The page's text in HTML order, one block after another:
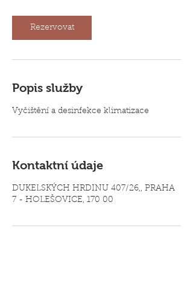
Rezervovat
Popis služby
Vyčištění a desinfekce klimatizace
Kontaktní údaje
DUKELSKÝCH HRDINU 407/26,, PRAHA
7 - HOLEŠOVICE, 170 00